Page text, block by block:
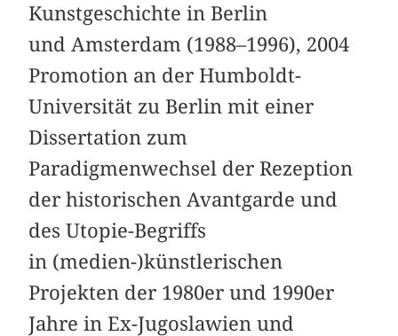
Kunstgeschichte in Berlin
und Amsterdam (1988–1996), 2004
Promotion an der Humboldt-
Universität zu Berlin mit einer
Dissertation zum
Paradigmenwechsel der Rezeption
der historischen Avantgarde und
des Utopie-Begriffs
in (medien-)künstlerischen
Projekten der 1980er und 1990er
Jahre in Ex-Jugoslawien und